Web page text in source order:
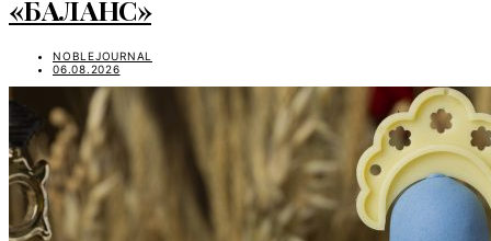
«БАЛАНС»
NOBLEJOURNAL
06.08.2026